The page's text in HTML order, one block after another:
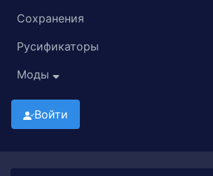
Сохранения
Русификаторы
Моды
Войти